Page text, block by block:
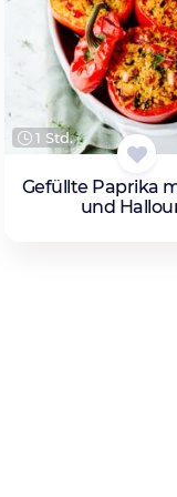
1 Std.
Gefüllte Paprika
und